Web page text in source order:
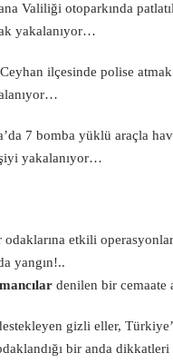
Valiliği otoparkında
yakalanıyor…
ilçesinde polise
7 bomba yüklü araçla
yakalanıyor…
odaklarına etkili
yangın!..
denilen bir
gizli eller,
bir anda